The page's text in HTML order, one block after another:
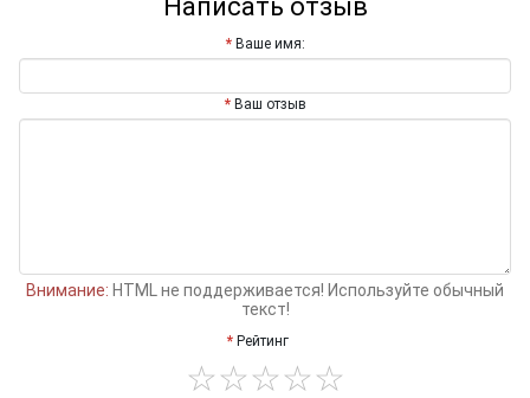
Написать отзыв
Ваше имя:
Ваш отзыв
Внимание: HTML не поддерживается! Используйте обычный
текст!
Рейтинг